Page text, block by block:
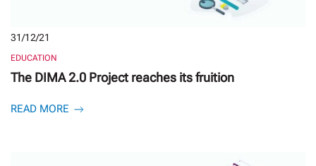
31/12/21
EDUCATION
The DIMA 2.0 Project reaches its fruition
READ MORE